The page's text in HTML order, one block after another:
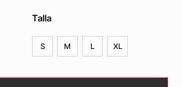
Talla
S M L XL